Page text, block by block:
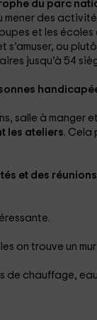
du parc
mener des
et les
ou
jusqu’à 54
salle à manger
les ateliers. Cela
et des réunions
on trouve un
de chauffage,